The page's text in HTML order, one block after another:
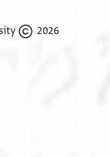
2026 The Trustees of Princeton University